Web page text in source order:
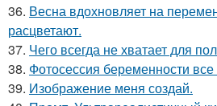
36. Весна вдохновляет на
расцветают.
37. Чего всегда не хватает для
38. Фотосессия беременности
39. Изображение меня создай.